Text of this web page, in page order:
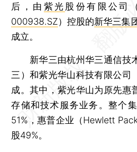
后，由 紫光 股份有限公司
000938.SZ）控股的新华三集
成立。
新华三由杭州华三通信技
三）和紫光华山科技有限公司
成。其中，紫光华山为原先惠
存储和技术服务业务。整个
51%，惠普企业（Hewlett
股49%。